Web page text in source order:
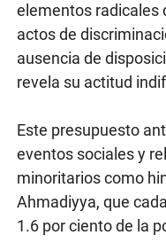
elementos radicales
actos de
ausencia de
revela su actitud
Este presupuesto
eventos sociales y
minoritarios como
Ahmadiyya, que
1.6 por ciento de la